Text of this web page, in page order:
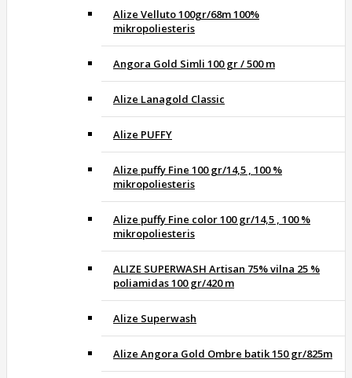
Alize Velluto 100gr/68m 100%
mikropoliesteris
Angora Gold Simli 100 gr / 500 m
Alize Lanagold Classic
Alize PUFFY
Alize puffy Fine 100 gr/14,5 , 100 %
mikropoliesteris
Alize puffy Fine color 100 gr/14,5 , 100 %
mikropoliesteris
ALIZE SUPERWASH Artisan 75% vilna 25 %
poliamidas 100 gr/420 m
Alize Superwash
Alize Angora Gold Ombre batik 150 gr/825m